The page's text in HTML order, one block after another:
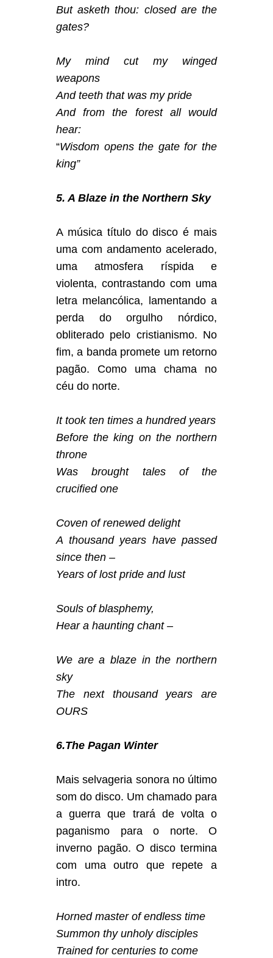
But asketh thou: closed are the
gates?
My mind cut my winged
weapons
And teeth that was my pride
And from the forest all would
hear:
“Wisdom opens the gate for the
king”
5. A Blaze in the Northern Sky
A música título do disco é mais
uma com andamento acelerado,
uma atmosfera ríspida e
violenta, contrastando com uma
letra melancólica, lamentando a
perda do orgulho nórdico,
obliterado pelo cristianismo. No
fim, a banda promete um retorno
pagão. Como uma chama no
céu do norte.
It took ten times a hundred years
Before the king on the northern
throne
Was brought tales of the
crucified one
Coven of renewed delight
A thousand years have passed
since then –
Years of lost pride and lust
Souls of blasphemy,
Hear a haunting chant –
We are a blaze in the northern
sky
The next thousand years are
OURS
6.The Pagan Winter
Mais selvageria sonora no último
som do disco. Um chamado para
a guerra que trará de volta o
paganismo para o norte. O
inverno pagão. O disco termina
com uma outro que repete a
intro.
Horned master of endless time
Summon thy unholy disciples
Trained for centuries to come